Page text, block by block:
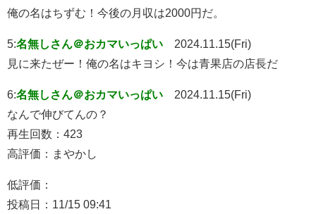
俺の名はちずむ！今後の月収は2000円だ。
5:名無しさん＠おカマいっぱい
2024.11.15(Fri)
見に来たぜー！俺の名はキヨシ！今は青果店の店長だ
6:名無しさん＠おカマいっぱい
2024.11.15(Fri)
なんで伸びてんの？
再生回数：423
高評価：まやかし
低評価：
投稿日：11/15 09:41